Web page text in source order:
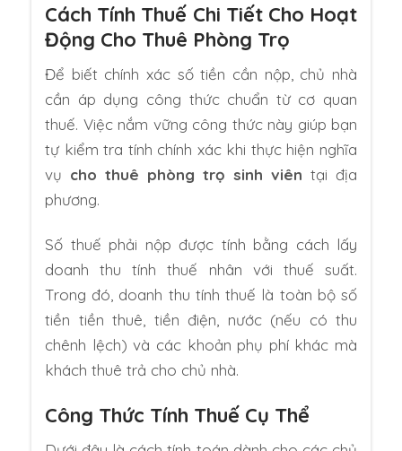
Cách Tính Thuế Chi Tiết Cho Hoạt
Động Cho Thuê Phòng Trọ
Để biết chính xác số tiền cần nộp, chủ nhà
cần áp dụng công thức chuẩn từ cơ quan
thuế. Việc nắm vững công thức này giúp bạn
tự kiểm tra tính chính xác khi thực hiện nghĩa
vụ cho thuê phòng trọ sinh viên tại địa
phương.
Số thuế phải nộp được tính bằng cách lấy
doanh thu tính thuế nhân với thuế suất.
Trong đó, doanh thu tính thuế là toàn bộ số
tiền tiền thuê, tiền điện, nước (nếu có thu
chênh lệch) và các khoản phụ phí khác mà
khách thuê trả cho chủ nhà.
Công Thức Tính Thuế Cụ Thể